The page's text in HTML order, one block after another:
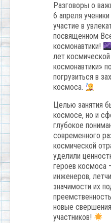
Разговоры о
6 апреля
участие в
посвященном
космонавтики!
лет
космонавтики»
погрузиться в
космоса.
Целью занятия
космосе, но и
глубокое
современного
космической
уделили
героев космоса
инженеров,
значимости их
новые
участников!